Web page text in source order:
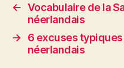
← Vocabulaire de la
néerlandais
→
6 excuses
néerlandais